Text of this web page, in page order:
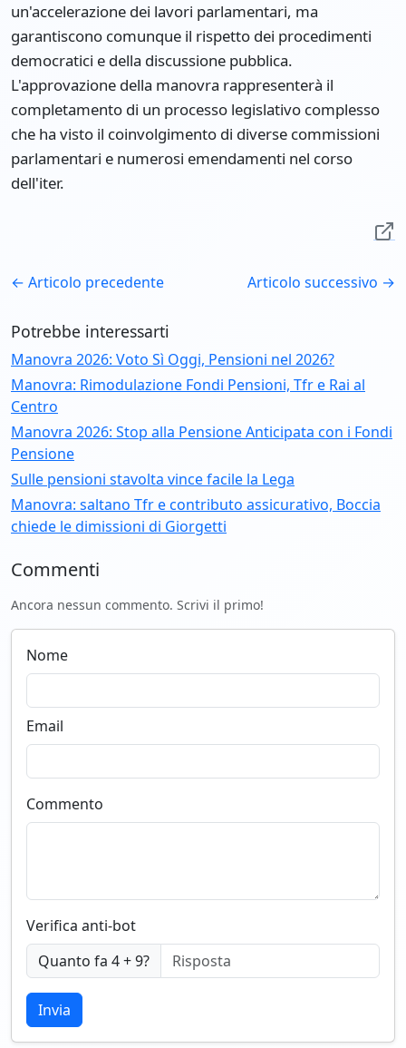
un'accelerazione dei lavori parlamentari, ma
garantiscono comunque il rispetto dei procedimenti
democratici e della discussione pubblica.
L'approvazione della manovra rappresenterà il
completamento di un processo legislativo complesso
che ha visto il coinvolgimento di diverse commissioni
parlamentari e numerosi emendamenti nel corso
dell'iter.
← Articolo precedente Articolo successivo →
Potrebbe interessarti
Manovra 2026: Voto Sì Oggi, Pensioni nel 2026?
Manovra: Rimodulazione Fondi Pensioni, Tfr e Rai al
Centro
Manovra 2026: Stop alla Pensione Anticipata con i Fondi
Pensione
Sulle pensioni stavolta vince facile la Lega
Manovra: saltano Tfr e contributo assicurativo, Boccia
chiede le dimissioni di Giorgetti
Commenti
Ancora nessun commento. Scrivi il primo!
Nome
Email
Commento
Verifica anti-bot
Quanto fa 4 + 9?
Invia